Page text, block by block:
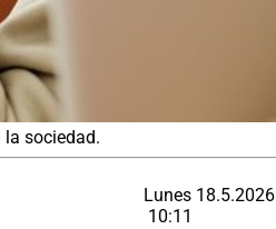
la sociedad.
Lunes 18.5.2026
10:11